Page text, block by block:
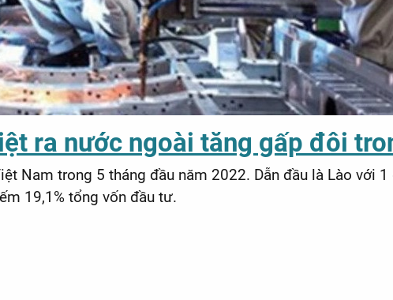
ra nước ngoài tăng gấp đôi
Nam trong 5 tháng đầu năm 2022. Dẫn đầu là Lào với
19,1% tổng vốn đầu tư.